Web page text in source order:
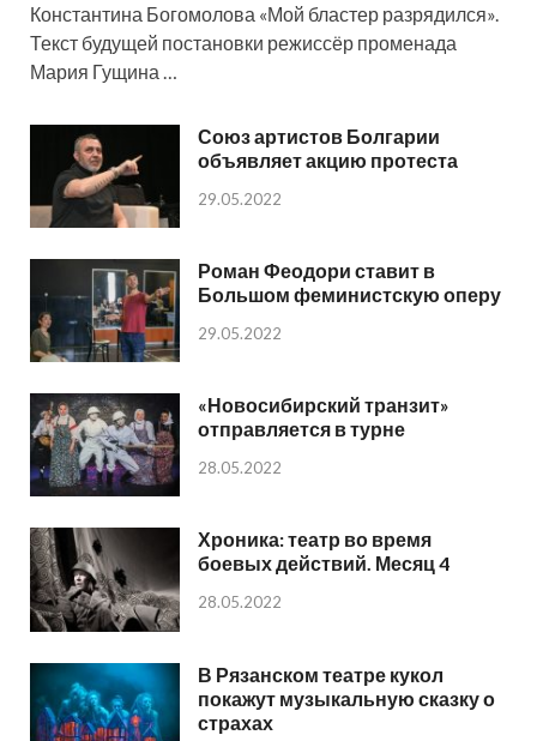
Константина Богомолова «Мой бластер разрядился».
Текст будущей постановки режиссёр променада
Мария Гущина …
Союз артистов Болгарии
объявляет акцию протеста
29.05.2022
Роман Феодори ставит в
Большом феминистскую оперу
29.05.2022
«Новосибирский транзит»
отправляется в турне
28.05.2022
Хроника: театр во время
боевых действий. Месяц 4
28.05.2022
В Рязанском театре кукол
покажут музыкальную сказку о
страхах